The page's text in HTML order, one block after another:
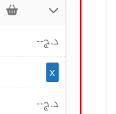
--د.ج
x
--د.ج